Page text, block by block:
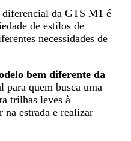
da GTS M1 é
de estilos de
necessidades de
bem diferente da
para quem busca uma
trilhas leves à
na estrada e realizar